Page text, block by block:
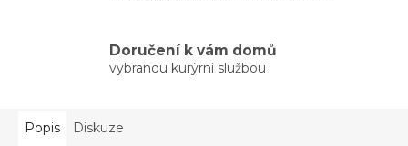
Doručení k vám domů
vybranou kurýrní službou
Popis Diskuze